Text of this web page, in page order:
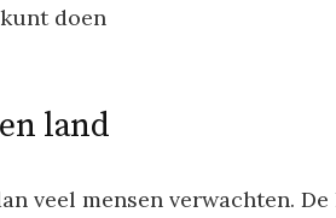
doen
land
veel mensen verwachten.